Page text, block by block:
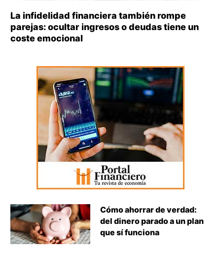
La infidelidad financiera también rompe
parejas: ocultar ingresos o deudas tiene un
coste emocional
Cómo ahorrar de verdad:
del dinero parado a un plan
que sí funciona